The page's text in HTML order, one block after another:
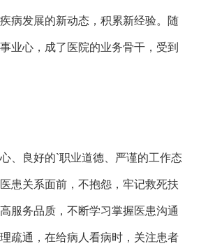
病发展的新动态，积累新经验。随
业心，成了医院的业务骨干，受到
、良好的`职业道德、严谨的工作态
患关系面前，不抱怨，牢记救死扶
服务品质，不断学习掌握医患沟通
疏通，在给病人看病时，关注患者